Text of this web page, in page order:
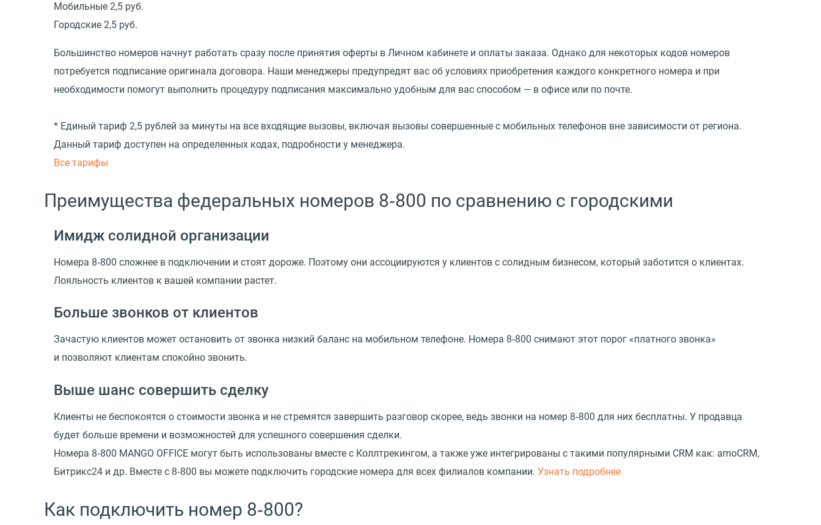
Мобильные 2,5 руб.
Городские 2,5 руб.
Большинство номеров начнут работать сразу после принятия оферты в Личном кабинете и оплаты заказа. Однако для некоторых кодов номеров
потребуется подписание оригинала договора. Наши менеджеры предупредят вас об условиях приобретения каждого конкретного номера и при
необходимости помогут выполнить процедуру подписания максимально удобным для вас способом — в офисе или по почте.
* Единый тариф 2,5 рублей за минуты на все входящие вызовы, включая вызовы совершенные с мобильных телефонов вне зависимости от региона.
Данный тариф доступен на определенных кодах, подробности у менеджера.
Все тарифы
Преимущества федеральных номеров 8‑800 по сравнению с городскими
Имидж солидной организации
Номера 8‑800 сложнее в подключении и стоят дороже. Поэтому они ассоциируются у клиентов с солидным бизнесом, который заботится о клиентах.
Лояльность клиентов к вашей компании растет.
Больше звонков от клиентов
Зачастую клиентов может остановить от звонка низкий баланс на мобильном телефоне. Номера 8‑800 снимают этот порог «платного звонка»
и позволяют клиентам спокойно звонить.
Выше шанс совершить сделку
Клиенты не беспокоятся о стоимости звонка и не стремятся завершить разговор скорее, ведь звонки на номер 8‑800 для них бесплатны. У продавца
будет больше времени и возможностей для успешного совершения сделки.
Номера 8‑800 MANGO OFFICE могут быть использованы вместе с Коллтрекингом, а также уже интегрированы с такими популярными CRM как: amoCRM,
Битрикс24 и др. Вместе с 8‑800 вы можете подключить городские номера для всех филиалов компании. Узнать подробнее
Как подключить номер 8‑800?